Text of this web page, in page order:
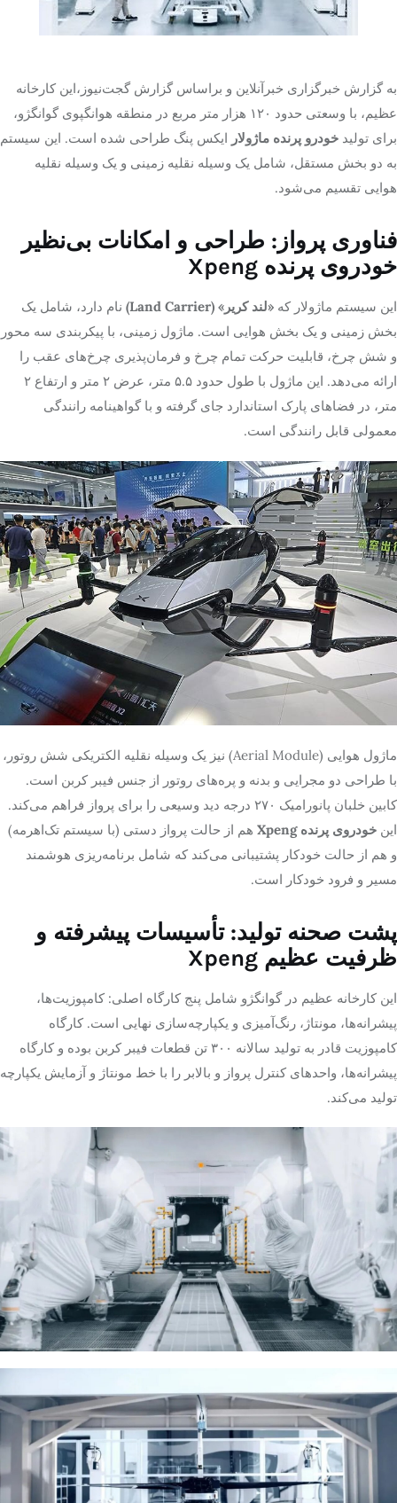
پایگاه خبری آبان
خرید موتور ایمپلنت
به گزارش خبرگزاری خبرآنلاین و براساس گزارش گجت‌نیوز،این کارخانه
عظیم، با وسعتی حدود ۱۲۰ هزار متر مربع در منطقه هوانگپوی گوانگژو،
برای تولید خودرو پرنده ماژولار ایکس پنگ طراحی شده است. این سیستم
به دو بخش مستقل، شامل یک وسیله نقلیه زمینی و یک وسیله نقلیه
هوایی تقسیم می‌شود.
فناوری پرواز: طراحی و امکانات بی‌نظیر
خودروی پرنده Xpeng
این سیستم ماژولار که «لند کریر» (Land Carrier)
نام دارد، شامل یک
بخش زمینی و یک بخش هوایی است. ماژول زمینی، با پیکربندی سه محور
و شش چرخ، قابلیت حرکت تمام چرخ و فرمان‌پذیری چرخ‌های عقب را
ارائه می‌دهد. این ماژول با طول حدود ۵.۵ متر، عرض ۲ متر و ارتفاع ۲
متر، در فضاهای پارک استاندارد جای گرفته و با گواهینامه رانندگی
معمولی قابل رانندگی است.
ماژول هوایی (Aerial Module) نیز یک وسیله نقلیه الکتریکی شش روتور،
با طراحی دو مجرایی و بدنه و پره‌های روتور از جنس فیبر کربن است.
کابین خلبان پانورامیک ۲۷۰ درجه دید وسیعی را برای پرواز فراهم می‌کند.
این خودروی پرنده Xpeng
هم از حالت پرواز دستی (با سیستم تک‌اهرمه)
و هم از حالت خودکار پشتیبانی می‌کند که شامل برنامه‌ریزی هوشمند
مسیر و فرود خودکار است.
پشت صحنه تولید: تأسیسات پیشرفته و
ظرفیت عظیم Xpeng
این کارخانه عظیم در گوانگژو شامل پنج کارگاه اصلی: کامپوزیت‌ها،
پیشرانه‌ها، مونتاژ، رنگ‌آمیزی و یکپارچه‌سازی نهایی است. کارگاه
کامپوزیت قادر به تولید سالانه ۳۰۰ تن قطعات فیبر کربن بوده و کارگاه
پیشرانه‌ها، واحدهای کنترل پرواز و بالابر را با خط مونتاژ و آزمایش یکپارچه
تولید می‌کند.